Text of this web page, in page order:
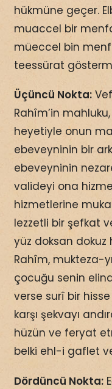
hükmüne geçer.
muaccel bir
müeccel bin
teessürat
Üçüncü Nokta:
Rahîm’in
heyetiyle onun
ebeveyninin bir
ebeveyninin
valideyi ona
hizmetlerine
lezzetli bir şefkat
yüz doksan dokuz
Rahîm, mukteza-
çocuğu senin
verse surî bir
karşı şekvayı
hüzün ve feryat
belki ehl-i gaflet
Dördüncü Nokta: